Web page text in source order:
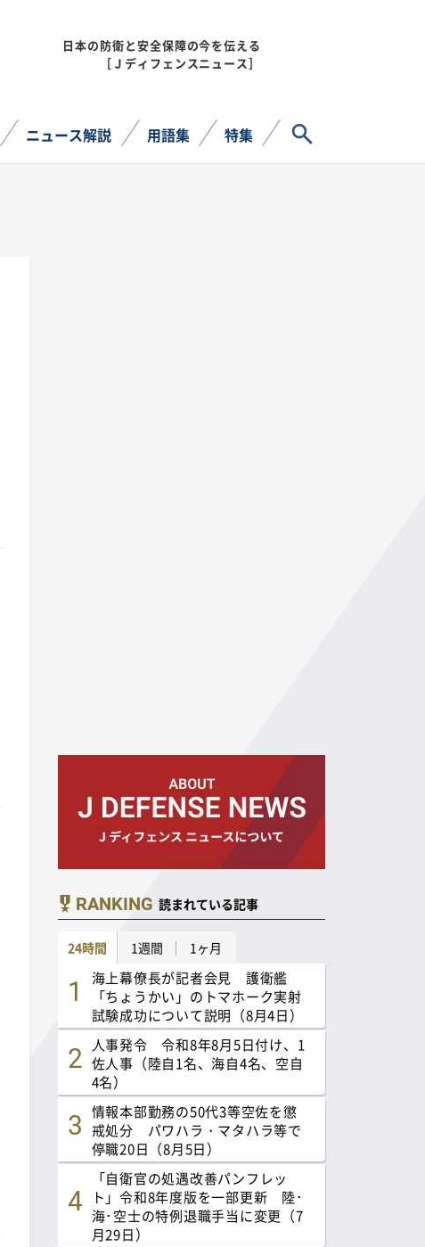
日本の防衛と安全保障の今を伝える
［Ｊディフェンスニュース］
ニュース解説 用語集 特集
RANKING 読まれている記事
24時間 1週間 1ヶ月
海上幕僚長が記者会見 護衛艦
「ちょうかい」のトマホーク実射
試験成功について説明（8月4日）
人事発令 令和8年8月5日付け、1
佐人事（陸自1名、海自4名、空自
4名）
情報本部勤務の50代3等空佐を懲
戒処分 パワハラ・マタハラ等で
停職20日（8月5日）
「自衛官の処遇改善パンフレッ
ト」令和8年度版を一部更新 陸･
海･空士の特例退職手当に変更（7
月29日）